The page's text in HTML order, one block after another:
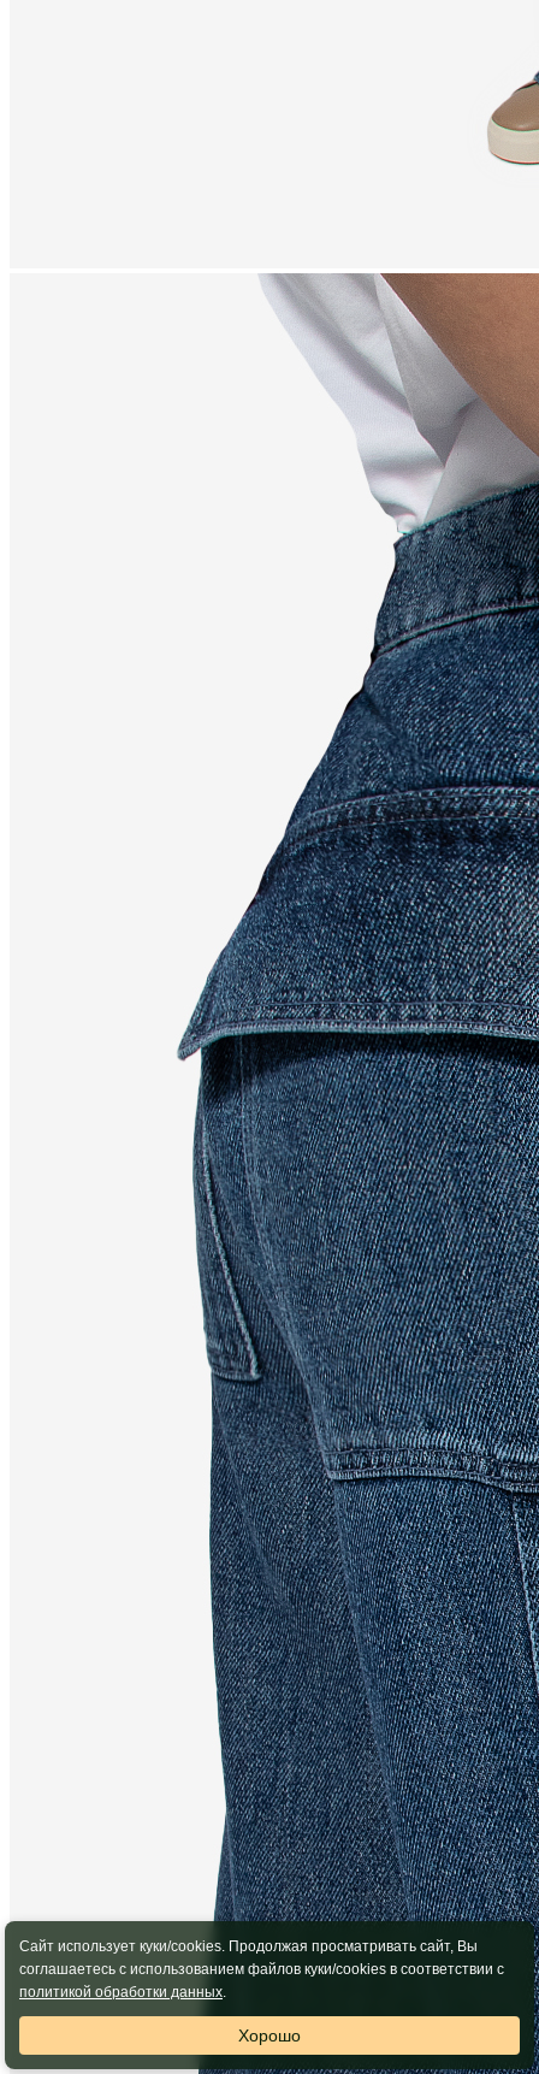
Сайт использует куки/cookies. Продолжая просматривать сайт, Вы
соглашаетесь с использованием файлов куки/cookies в соответствии с
политикой обработки данных.
Хорошо